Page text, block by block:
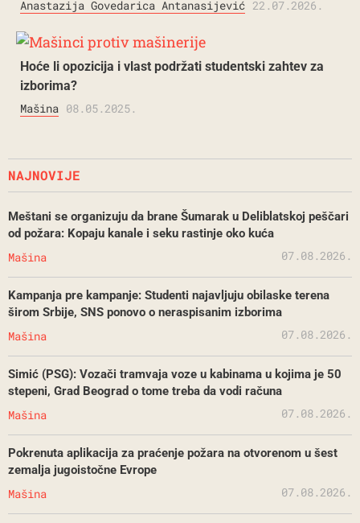
Anastazija Govedarica Antanasijević 22.07.2026.
Hoće li opozicija i vlast podržati studentski zahtev za
izborima?
Mašina 08.05.2025.
NAJNOVIJE
Meštani se organizuju da brane Šumarak u Deliblatskoj peščari
od požara: Kopaju kanale i seku rastinje oko kuća
Mašina 07.08.2026.
Kampanja pre kampanje: Studenti najavljuju obilaske terena
širom Srbije, SNS ponovo o neraspisanim izborima
Mašina 07.08.2026.
Simić (PSG): Vozači tramvaja voze u kabinama u kojima je 50
stepeni, Grad Beograd o tome treba da vodi računa
Mašina 07.08.2026.
Pokrenuta aplikacija za praćenje požara na otvorenom u šest
zemalja jugoistočne Evrope
Mašina 07.08.2026.